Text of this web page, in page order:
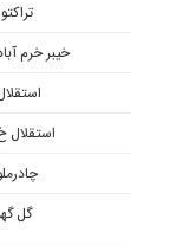
خيبر خرم
استقلال
گل